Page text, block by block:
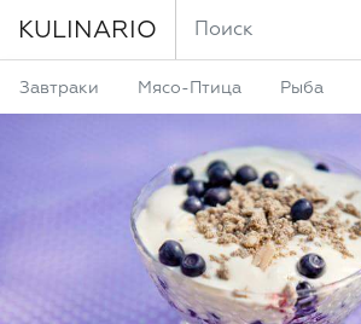
KULINARIO
Завтраки Мясо-Птица Рыба